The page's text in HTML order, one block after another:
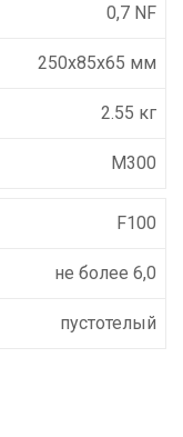
0,7 NF
250x85x65 мм
2.55 кг
М300
F100
не более 6,0
пустотелый